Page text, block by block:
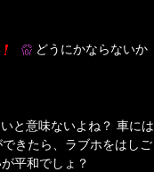
どうにかならないか
と意味ないよね？ 車には
きたら、ラブホをはしご
平和でしょ？